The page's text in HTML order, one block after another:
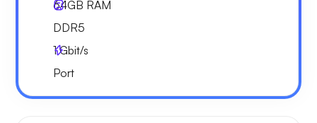
64GB RAM
DDR5
1Gbit/s
Port